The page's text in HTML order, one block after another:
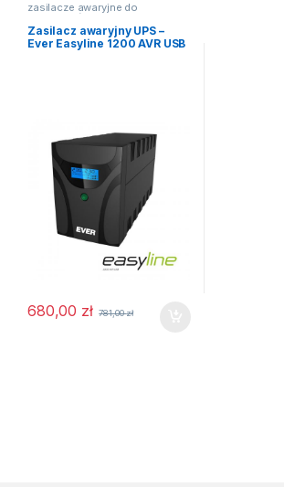
zasilacze awaryjne do
komputerów
Zasilacz awaryjny UPS –
Ever Easyline 1200 AVR USB
680,00 zł 781,00zł